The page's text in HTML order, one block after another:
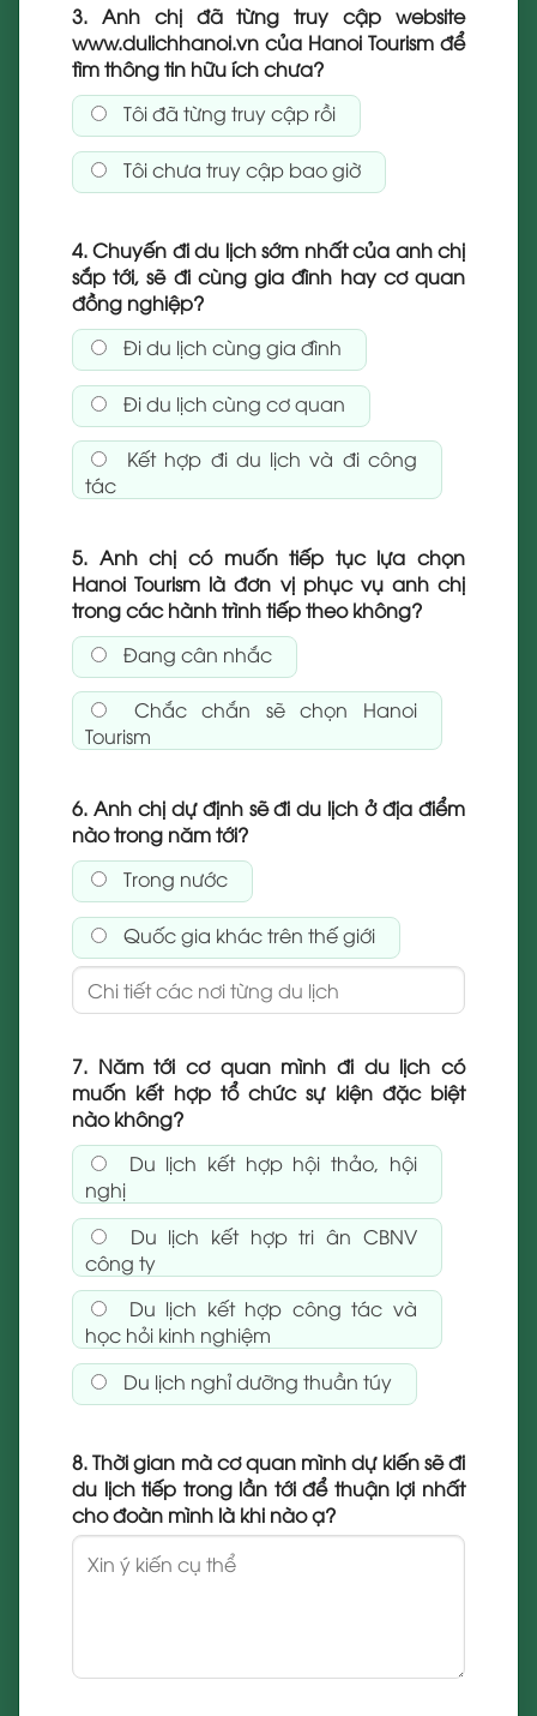
3. Anh chị đã từng truy cập website
www.dulichhanoi.vn của Hanoi Tourism để
tìm thông tin hữu ích chưa?
Tôi đã từng truy cập rồi
Tôi chưa truy cập bao giờ
4. Chuyến đi du lịch sớm nhất của anh chị
sắp tới, sẽ đi cùng gia đình hay cơ quan
đồng nghiệp?
Đi du lịch cùng gia đình
Đi du lịch cùng cơ quan
Kết hợp đi du lịch và đi công
tác
5. Anh chị có muốn tiếp tục lựa chọn
Hanoi Tourism là đơn vị phục vụ anh chị
trong các hành trình tiếp theo không?
Đang cân nhắc
Chắc chắn sẽ chọn Hanoi
Tourism
6. Anh chị dự định sẽ đi du lịch ở địa điểm
nào trong năm tới?
Trong nước
Quốc gia khác trên thế giới
7. Năm tới cơ quan mình đi du lịch có
muốn kết hợp tổ chức sự kiện đặc biệt
nào không?
Du lịch kết hợp hội thảo, hội
nghị
Du lịch kết hợp tri ân CBNV
công ty
Du lịch kết hợp công tác và
học hỏi kinh nghiệm
Du lịch nghỉ dưỡng thuần túy
8. Thời gian mà cơ quan mình dự kiến sẽ đi
du lịch tiếp trong lần tới để thuận lợi nhất
cho đoàn mình là khi nào ạ?